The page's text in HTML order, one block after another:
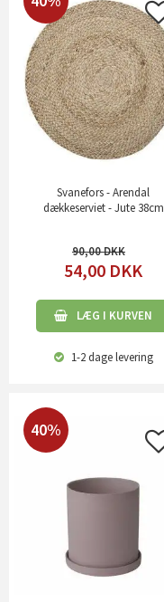
Svanefors - Arendal
dækkeserviet - Jute 38cm
90,00
54,00 DKK
LÆG I KURVEN
1-2 dagelevering
40%